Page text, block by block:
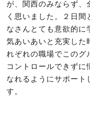
が、関西のみならず、
く思いました。２日
なさんとても意欲的に
気あいあいと充実した
れぞれの職場でこのグ
コントロールできずに
なれるようにサポート
す。